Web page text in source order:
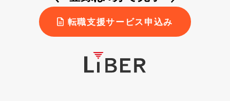
転職支援サービス申込み